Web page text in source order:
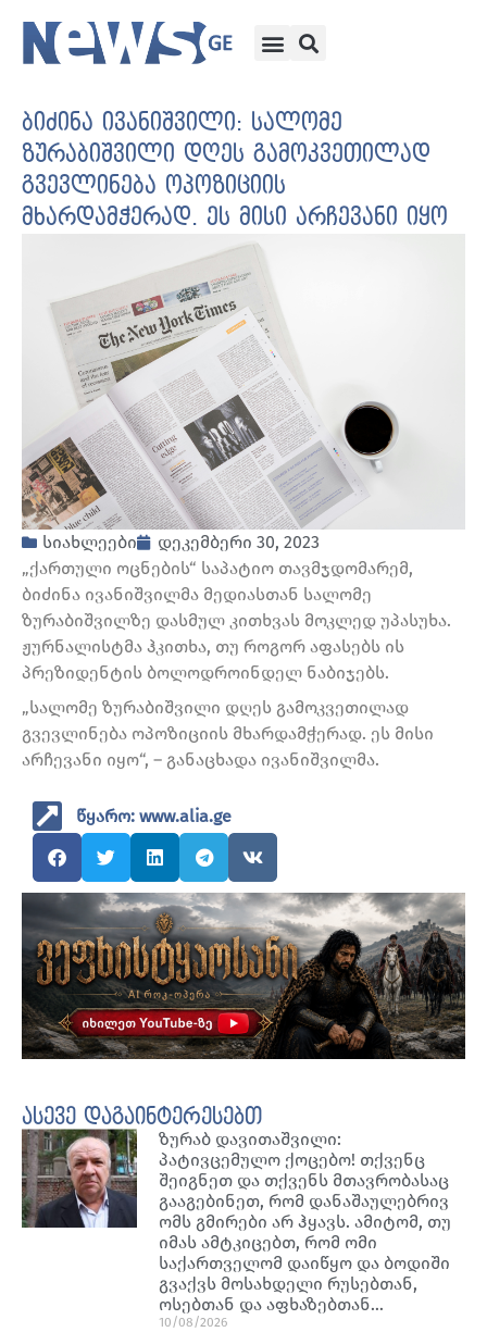
ბიძინა ივანიშვილი: სალომე
ზურაბიშვილი დღეს გამოკვეთილად
გვევლინება ოპოზიციის
მხარდამჭერად. ეს მისი არჩევანი იყო
სიახლეები
დეკემბერი 30, 2023
„ქართული ოცნების“ საპატიო თავმჯდომარემ,
ბიძინა ივანიშვილმა მედიასთან სალომე
ზურაბიშვილზე დასმულ კითხვას მოკლედ უპასუხა.
ჟურნალისტმა ჰკითხა, თუ როგორ აფასებს ის
პრეზიდენტის ბოლოდროინდელ ნაბიჯებს.
„სალომე ზურაბიშვილი დღეს გამოკვეთილად
გვევლინება ოპოზიციის მხარდამჭერად. ეს მისი
არჩევანი იყო“, – განაცხადა ივანიშვილმა.
წყარო: www.alia.ge
ასევე დაგაინტერესებთ
ზურაბ დავითაშვილი:
პატივცემულო ქოცებო! თქვენც
შეიგნეთ და თქვენს მთავრობასაც
გააგებინეთ, რომ დანაშაულებრივ
ომს გმირები არ ჰყავს. ამიტომ, თუ
იმას ამტკიცებთ, რომ ომი
საქართველომ დაიწყო და ბოდიში
გვაქვს მოსახდელი რუსებთან,
ოსებთან და აფხაზებთან…
10/08/2026